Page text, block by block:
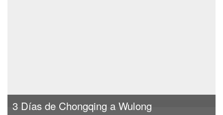
3 Días de Chongqing a Wulong